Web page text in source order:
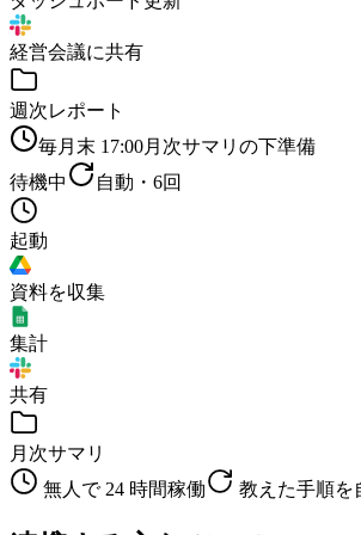
経営会議に共有
週次レポート
毎月末 17:00月次サマリの下準備
待機中
自動・ 6回
起動
資料を収集
集計
共有
月次サマリ
無人で 24 時間稼働
教えた手順を